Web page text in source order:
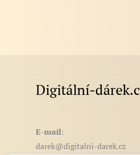
Digitální-
E-mail:
darek@digitalni-darek.cz